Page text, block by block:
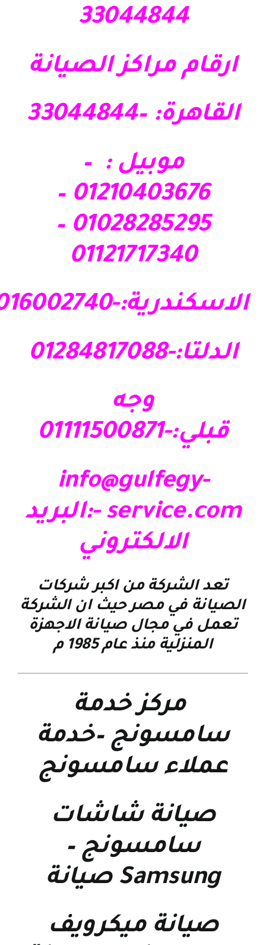
33044844
ارقام مراكز الصيانة
القاهرة: –33044844
موبيل : –
01210403676 –
01028285295 –
01121717340
الاسكندرية:-01016002740
الدلتا:-01284817088
وجه
قبلي:-01111500871
info@gulfegy-
service.com -:البريد
الالكتروني
تعد الشركة من اكبر شركات
الصيانة في مصر حيث ان الشركة
تعمل في مجال صيانة الاجهزة
المنزلية منذ عام 1985 م
مركز خدمة
سامسونج –خدمة
عملاء سامسونج
صيانة شاشات
سامسونج –
Samsung صيانة
صيانة ميكرويف